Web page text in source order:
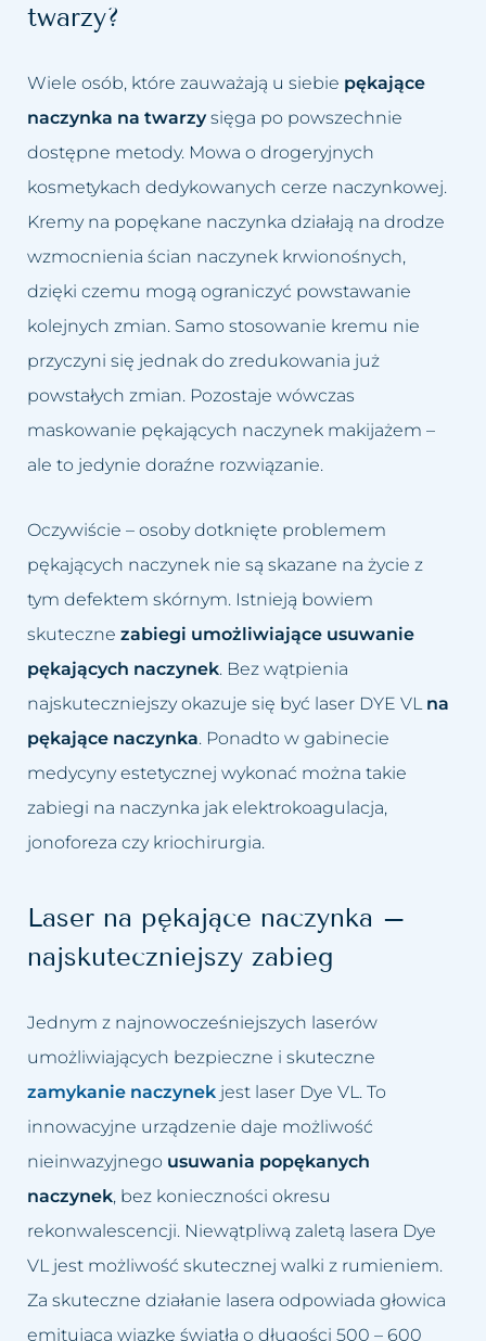
twarzy?
Wiele osób, które zauważają u siebie pękające
naczynka na twarzysięga po powszechnie
dostępne metody. Mowa o drogeryjnych
kosmetykach dedykowanych cerze naczynkowej.
Kremy na popękane naczynka działają na drodze
wzmocnienia ścian naczynek krwionośnych,
dzięki czemu mogą ograniczyć powstawanie
kolejnych zmian. Samo stosowanie kremu nie
przyczyni się jednak do zredukowania już
powstałych zmian. Pozostaje wówczas
maskowanie pękających naczynek makijażem –
ale to jedynie doraźne rozwiązanie.
Oczywiście – osoby dotknięte problemem
pękających naczynek nie są skazane na życie z
tym defektem skórnym. Istnieją bowiem
skuteczne zabiegi umożliwiające usuwanie
pękających naczynek. Bez wątpienia
najskuteczniejszy okazuje się być laser DYE VLna
pękające naczynka. Ponadto w gabinecie
medycyny estetycznej wykonać można takie
zabiegi na naczynka jak elektrokoagulacja,
jonoforeza czy kriochirurgia.
Laser na pękające naczynka –
najskuteczniejszy zabieg
Jednym z najnowocześniejszych laserów
umożliwiających bezpieczne i skuteczne
zamykanie naczynek jest laser Dye VL. To
innowacyjne urządzenie daje możliwość
nieinwazyjnego usuwania popękanych
naczynek, bez konieczności okresu
rekonwalescencji. Niewątpliwą zaletą lasera Dye
VL jest możliwość skutecznej walki z rumieniem.
Za skuteczne działanie lasera odpowiada głowica
emitująca wiązkę światła o długości 500 – 600